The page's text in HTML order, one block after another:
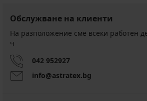
Обслужване на клиенти
На разположение сме всеки работен
ч
042 952927
info@astratex.bg